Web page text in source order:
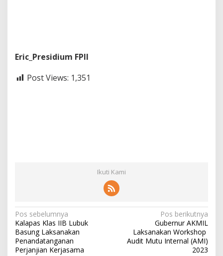
Eric_Presidium FPII
Post Views: 1,351
Ikuti Kami
N
a
v
Pos sebelumnya
Kalapas Klas IIB Lubuk
Basung Laksanakan
Penandatanganan
Perjanjian Kerjasama
Pos berikutnya
Gubernur AKMIL
Laksanakan Workshop
Audit Mutu Internal (AMI)
2023